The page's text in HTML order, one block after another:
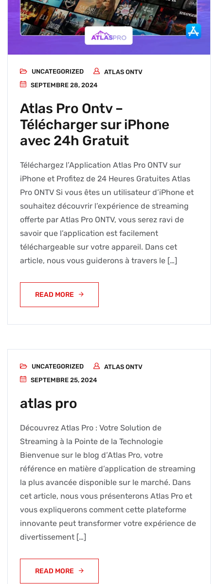
UNCATEGORIZED
ATLAS ONTV
SEPTEMBRE 28, 2024
Atlas Pro Ontv –
Télécharger sur iPhone
avec 24h Gratuit
Téléchargez l’Application Atlas Pro ONTV sur
iPhone et Profitez de 24 Heures Gratuites Atlas
Pro ONTV Si vous êtes un utilisateur d’iPhone et
souhaitez découvrir l’expérience de streaming
offerte par Atlas Pro ONTV, vous serez ravi de
savoir que l’application est facilement
téléchargeable sur votre appareil. Dans cet
article, nous vous guiderons à travers le […]
READ MORE
UNCATEGORIZED
ATLAS ONTV
SEPTEMBRE 25, 2024
atlas pro
Découvrez Atlas Pro : Votre Solution de
Streaming à la Pointe de la Technologie
Bienvenue sur le blog d’Atlas Pro, votre
référence en matière d’application de streaming
la plus avancée disponible sur le marché. Dans
cet article, nous vous présenterons Atlas Pro et
vous expliquerons comment cette plateforme
innovante peut transformer votre expérience de
divertissement […]
READ MORE